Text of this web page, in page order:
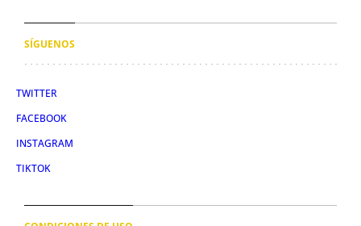
SÍGUENOS
TWITTER
FACEBOOK
INSTAGRAM
TIKTOK